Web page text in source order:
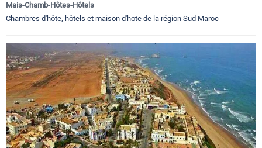
Mais-Chamb-Hôtes-Hôtels
Chambres d'hôte, hôtels et maison d'hote de la région Sud Maroc